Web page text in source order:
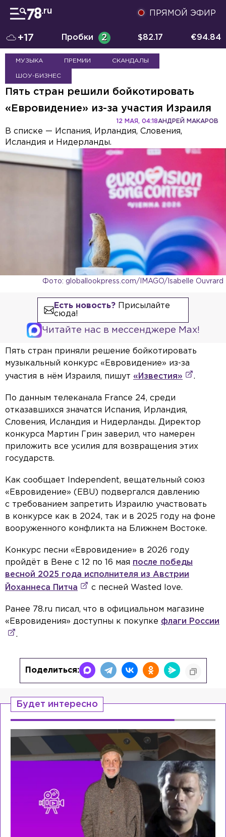
ПРЯМОЙ ЭФИР
+17 Пробки 2 $82.17 €94.84
МУЗЫКА ПРЕМИИ СКАНДАЛЫ
ШОУ-БИЗНЕС
Пять стран решили бойкотировать
«Евровидение» из-за участия Израиля
АНДРЕЙ МАКАРОВ
12 МАЯ, 04:18
В списке — Испания, Ирландия, Словения,
Исландия и Нидерланды.
Фото: globallookpress.com/IMAGO/Isabelle Ouvrard
Есть новость?Присылайте
сюда!
Читайте нас в мессенджере Max!
Пять стран приняли решение бойкотировать
музыкальный конкурс «Евровидение» из-за
участия в нём Израиля, пишут «Известия» .
По данным телеканала France 24, среди
отказавшихся значатся Испания, Ирландия,
Словения, Исландия и Нидерланды. Директор
конкурса Мартин Грин заверил, что намерен
приложить все усилия для возвращения этих
государств.
Как сообщает Independent, вещательный союз
«Евровидение» (EBU) подвергался давлению
с требованием запретить Израилю участвовать
в конкурсе как в 2024, так и в 2025 году на фоне
вооруженного конфликта на Ближнем Востоке.
Конкурс песни «Евровидение» в 2026 году
пройдёт в Вене с 12 по 16 мая после победы
весной 2025 года исполнителя из Австрии
Йоханнеса Питча
с песней Wasted love.
Ранее 78.ru писал, что в официальном магазине
«Евровидения» доступны к покупке флаги России
.
Поделиться:
Будет интересно